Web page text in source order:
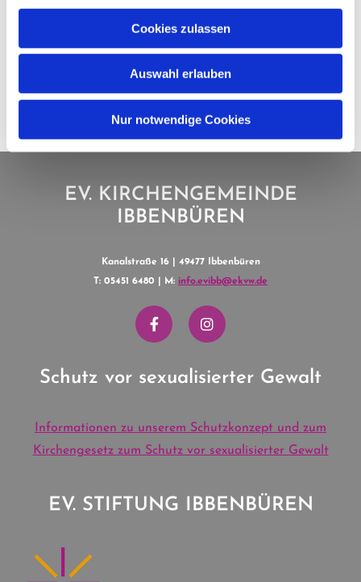
Cookies zulassen
Auswahl erlauben
Nur notwendige Cookies
EV. KIRCHENGEMEINDE
IBBENBÜREN
Kanalstraße 16 | 49477 Ibbenbüren
T: 05451 6480 | M: info.evibb@ekvw.de
Schutz vor sexualisierter Gewalt
Informationen zu unserem Schutzkonzept und zum
Kirchengesetz zum Schutz vor sexualisierter Gewalt
EV. STIFTUNG IBBENBÜREN